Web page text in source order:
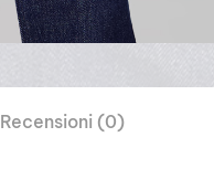
Recensioni (0)